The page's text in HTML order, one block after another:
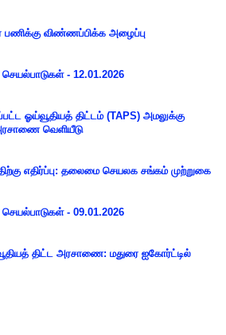
பணிக்கு விண்ணப்பிக்க அழைப்பு
- 12.01.2026
ஓய்வூதியத் திட்டம் (TAPS) அமலுக்கு
வெளியீடு
எதிர்ப்பு: தலைமை செயலக சங்கம் முற்றுகை
- 09.01.2026
திட்ட அரசாணை: மதுரை ஐகோர்ட்டில்